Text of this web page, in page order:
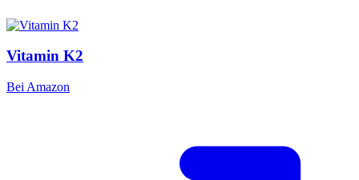
Vitamin K2
Bei Amazon